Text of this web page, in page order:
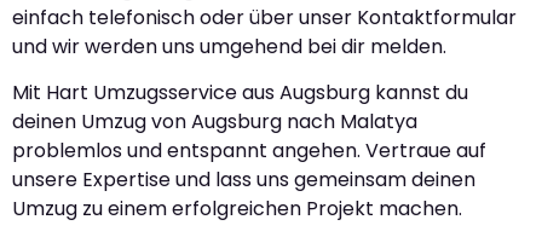
einfach telefonisch oder über unser Kontaktformular
und wir werden uns umgehend bei dir melden.
Mit Hart Umzugsservice aus Augsburg kannst du
deinen Umzug von Augsburg nach Malatya
problemlos und entspannt angehen. Vertraue auf
unsere Expertise und lass uns gemeinsam deinen
Umzug zu einem erfolgreichen Projekt machen.